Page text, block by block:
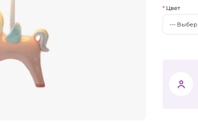
Цвет